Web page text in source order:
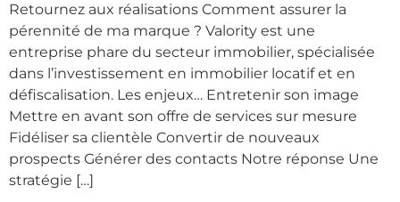
Retournez aux réalisations Comment assurer la
pérennité de ma marque ? Valority est une
entreprise phare du secteur immobilier, spécialisée
dans l’investissement en immobilier locatif et en
défiscalisation. Les enjeux… Entretenir son image
Mettre en avant son offre de services sur mesure
Fidéliser sa clientèle Convertir de nouveaux
prospects Générer des contacts Notre réponse Une
stratégie […]